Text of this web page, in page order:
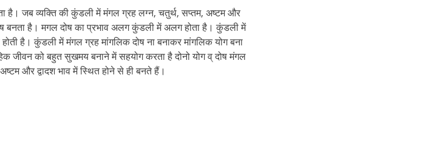
है। जब व्यक्ति की कुंडली में मंगल ग्रह लग्न, चतुर्थ, सप्तम, अष्टम और
बनता है। मगल दोष का प्रभाव अलग कुंडली में अलग होता है। कुंडली में
है। कुंडली में मंगल ग्रह मांगलिक दोष ना बनाकर मांगलिक योग बना
जीवन को बहुत सुखमय बनाने में सहयोग करता है दोनो योग व् दोष मंगल
और द्वादश भाव में स्थित होने से ही बनते हैं।